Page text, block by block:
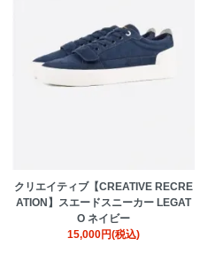
クリエイティブ【CREATIVE RECRE
ATION】スエードスニーカー LEGAT
O ネイビー
15,000円(税込)